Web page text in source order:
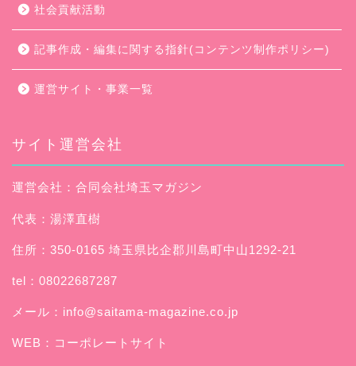
社会貢献活動
記事作成・編集に関する指針(コンテンツ制作ポリシー)
運営サイト・事業一覧
サイト運営会社
運営会社：合同会社埼玉マガジン
代表：湯澤直樹
住所：350-0165 埼玉県比企郡川島町中山1292-21
tel：08022687287
メール： info@saitama-magazine.co.jp
WEB： コーポレートサイト